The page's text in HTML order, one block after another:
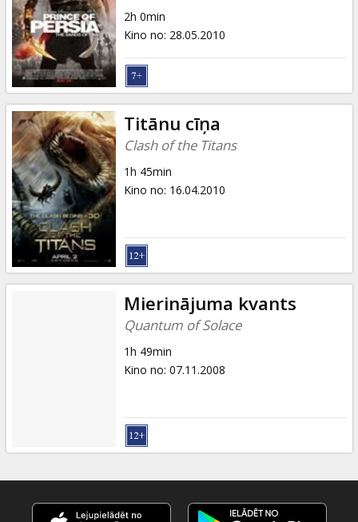
2h 0min
Kino no: 28.05.2010
Titānu cīņa
Clash of the Titans
1h 45min
Kino no: 16.04.2010
Mierinājuma kvants
Quantum of Solace
1h 49min
Kino no: 07.11.2008